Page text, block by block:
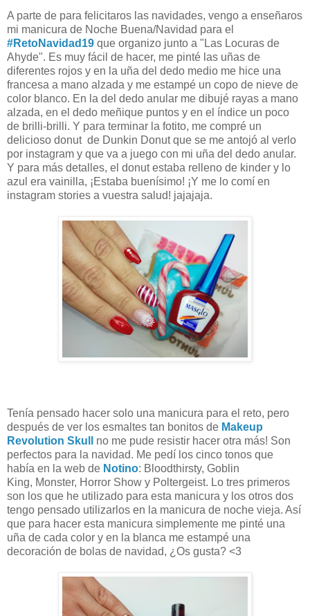
A parte de para felicitaros las navidades, vengo a enseñaros
mi manicura de Noche Buena/Navidad para el
#RetoNavidad19 que organizo junto a "Las Locuras de
Ahyde". Es muy fácil de hacer, me pinté las uñas de
diferentes rojos y en la uña del dedo medio me hice una
francesa a mano alzada y me estampé un copo de nieve de
color blanco. En la del dedo anular me dibujé rayas a mano
alzada, en el dedo meñique puntos y en el índice un poco
de brilli-brilli. Y para terminar la fotito, me compré un
delicioso donut de Dunkin Donut que se me antojó al verlo
por instagram y que va a juego con mi uña del dedo anular.
Y para más detalles, el donut estaba relleno de kinder y lo
azul era vainilla, ¡Estaba buenísimo! ¡Y me lo comí en
instagram stories a vuestra salud! jajajaja.
Tenía pensado hacer solo una manicura para el reto, pero
después de ver los esmaltes tan bonitos de Makeup
Revolution Skull
no me pude resistir hacer otra más! Son
perfectos para la navidad. Me pedí los cinco tonos que
había en la web de Notino: Bloodthirsty, Goblin
King, Monster, Horror Show y Poltergeist. Lo tres primeros
son los que he utilizado para esta manicura y los otros dos
tengo pensado utilizarlos en la manicura de noche vieja. Así
que para hacer esta manicura simplemente me pinté una
uña de cada color y en la blanca me estampé una
decoración de bolas de navidad, ¿Os gusta? <3